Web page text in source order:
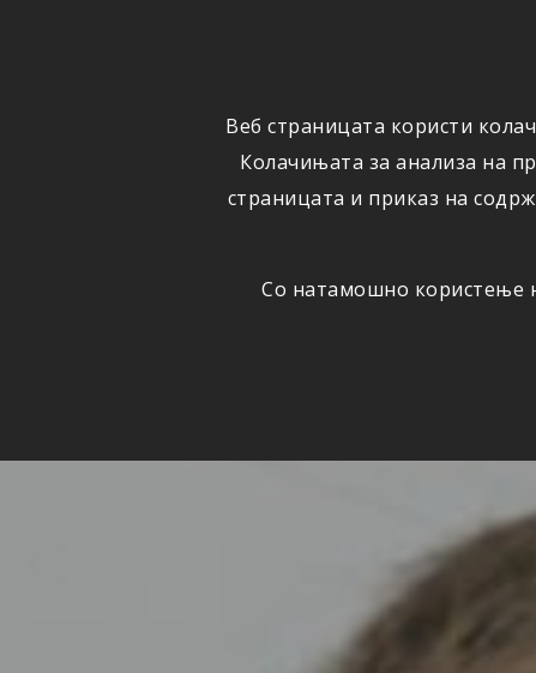
Веб страницата користи
Колачињата за анализа на
страницата и приказ на
Со натамошно користење
ОСИГУРУВАЊЕ ШТЕТИ